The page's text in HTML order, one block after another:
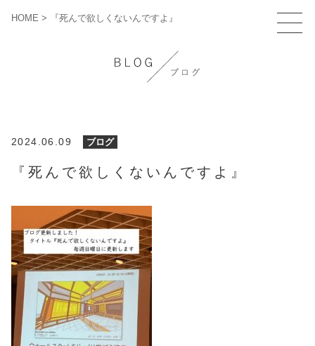
HOME > 『死んで欲しくないんですよ』
2024.06.09 ブログ
『死んで欲しくないんですよ』